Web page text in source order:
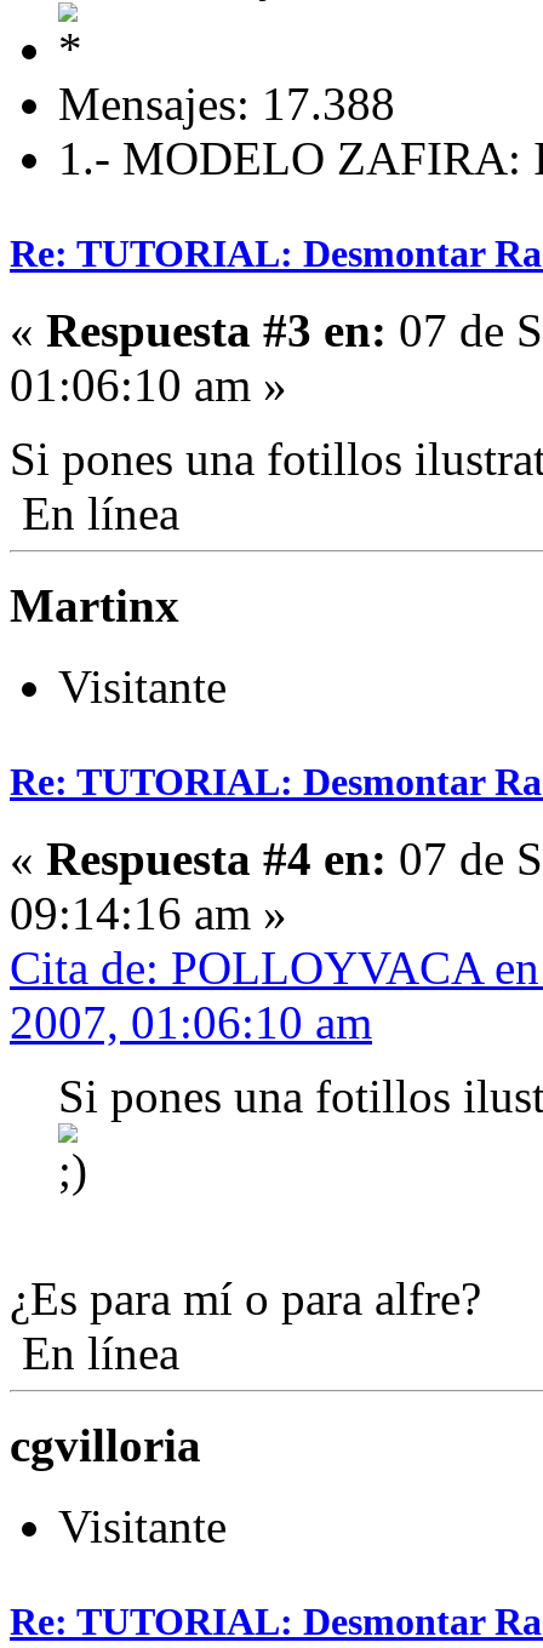
Mensajes: 17.388
1.- MODELO ZAFIRA:
Re: TUTORIAL: Desmontar
« Respuesta #3 en: 07 de
01:06:10 am »
Si pones una fotillos
En línea
Martinx
Visitante
Re: TUTORIAL: Desmontar
« Respuesta #4 en: 07 de
09:14:16 am »
Cita de: POLLOYVACA
2007, 01:06:10 am
Si pones una fotillos
¿Es para mí o para alfre?
En línea
cgvilloria
Visitante
Re: TUTORIAL: Desmontar